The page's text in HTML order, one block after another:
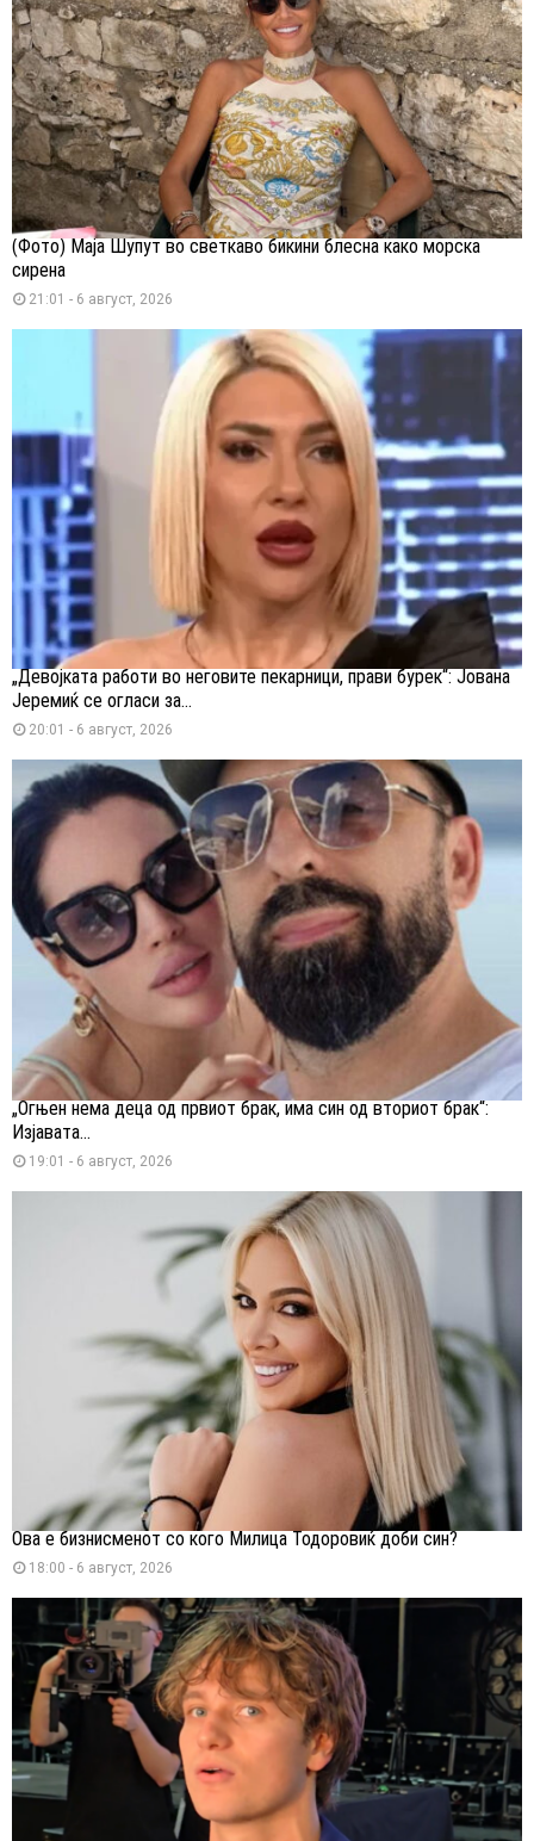
(Фото) Маја Шупут во светкаво бикини блесна како морска
сирена
21:01 - 6 август, 2026
„Девојката работи во неговите пекарници, прави бурек“: Јована
Јеремиќ се огласи за...
20:01 - 6 август, 2026
„Огњен нема деца од првиот брак, има син од вториот брак“:
Изјавата...
19:01 - 6 август, 2026
Ова е бизнисменот со кого Милица Тодоровиќ доби син?
18:00 - 6 август, 2026